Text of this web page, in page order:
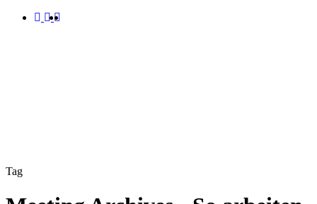
facebook
linkedin
instagram
Tag